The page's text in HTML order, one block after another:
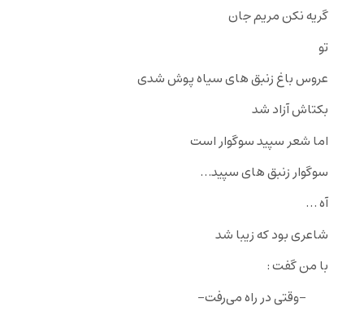
گریه‌ نکن مریم جان
تو
عروس باغ زنبق های سیاه پوش شدی
بکتاش آزاد شد
اما شعر سپید سوگوار‌‌ است
سوگوار زنبق های سپید…
آه …
شاعری بود که زیبا شد
با من گفت :
–وقتی در راه می‌رفت–